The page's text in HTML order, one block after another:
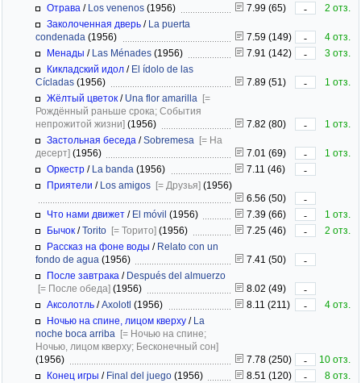
Отрава / Los venenos (1956) 7.99 (65) -
2 отз.
Заколоченная дверь / La puerta
condenada (1956) 7.59 (149) -
4 отз.
Менады / Las Ménades (1956) 7.91 (142) -
3 отз.
Кикладский идол / El ídolo de las
Cícladas (1956) 7.89 (51) -
1 отз.
Жёлтый цветок / Una flor amarilla [=
Рождённый раньше срока; События
непрожитой жизни] (1956) 7.82 (80) -
1 отз.
Застольная беседа /Sobremesa [= На
десерт] (1956) 7.01 (69) -
1 отз.
Оркестр / La banda (1956) 7.11 (46)
-
Приятели / Los amigos [= Друзья] (1956)
6.56 (50)
-
Что нами движет / El móvil (1956) 7.39 (66) -
1 отз.
Бычок /Torito [= Торито] (1956) 7.25 (46) -
2 отз.
Рассказ на фоне воды / Relato con un
fondo de agua (1956) 7.41 (50)
-
После завтрака / Después del almuerzo
[= После обеда] (1956) 8.02 (49)
-
Аксолотль /Axolotl (1956) 8.11 (211) -
4 отз.
Ночью на спине, лицом кверху / La
noche boca arriba [= Ночью на спине;
Ночью, лицом кверху; Бесконечный сон]
(1956)
7.78 (250) -
10 отз.
Конец игры / Final del juego (1956) 8.51 (120) - 8 отз.